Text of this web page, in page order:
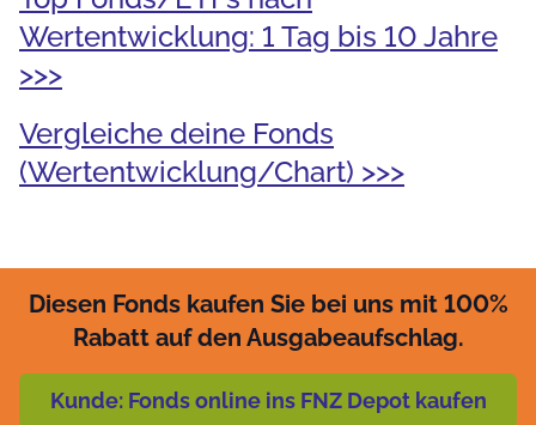
Wertentwicklung: 1 Tag bis 10 Jahre
>>>
Vergleiche deine Fonds
(Wertentwicklung/Chart) >>>
Diesen Fonds kaufen Sie bei uns mit 100%
Rabatt auf den Ausgabeaufschlag.
Kunde: Fonds online ins FNZ Depot kaufen